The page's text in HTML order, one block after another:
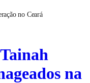
no Ceará
na